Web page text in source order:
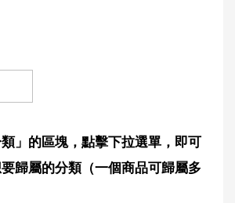
」的區塊，點擊下拉選單，即可
歸屬的分類（一個商品可歸屬多